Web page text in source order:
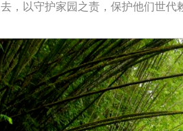
，以守护家园之责，保护他们世代